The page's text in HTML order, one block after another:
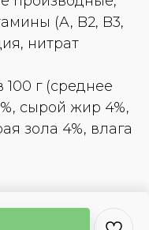
(A, B2, B3,
нитрат
100 г (среднее
сырой жир 4%,
зола 4%, влага